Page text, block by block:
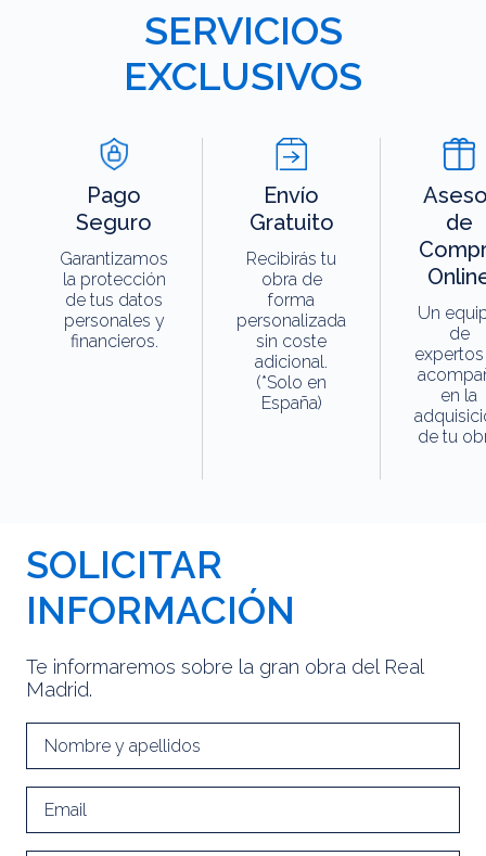
SERVICIOS
EXCLUSIVOS
Pago
Seguro
Garantizamos
la protección
de tus datos
personales y
financieros.
Envío
Gratuito
Recibirás tu
obra de
forma
personalizada
sin coste
adicional.
(*Solo en
España)
de
Un
de
en la
de tu
SOLICITAR
INFORMACIÓN
Te informaremos sobre la gran obra del Real
Madrid.